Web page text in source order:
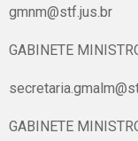
gmnm@stf.jus.br
GABINETE
GABINETE